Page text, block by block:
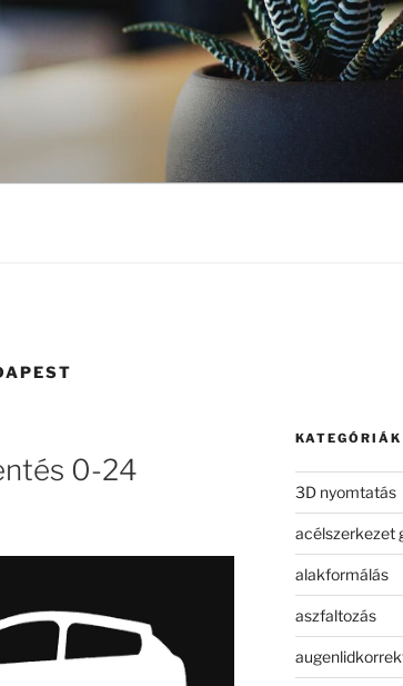
0-24
KATEGÓRIÁK
3D nyomtatás
acélszerkezet
alakformálás
aszfaltozás